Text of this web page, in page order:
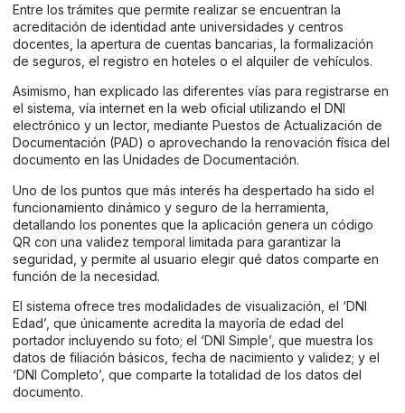
Entre los trámites que permite realizar se encuentran la
acreditación de identidad ante universidades y centros
docentes, la apertura de cuentas bancarias, la formalización
de seguros, el registro en hoteles o el alquiler de vehículos.
Asimismo, han explicado las diferentes vías para registrarse en
el sistema, vía internet en la web oficial utilizando el DNI
electrónico y un lector, mediante Puestos de Actualización de
Documentación (PAD) o aprovechando la renovación física del
documento en las Unidades de Documentación.
Uno de los puntos que más interés ha despertado ha sido el
funcionamiento dinámico y seguro de la herramienta,
detallando los ponentes que la aplicación genera un código
QR con una validez temporal limitada para garantizar la
seguridad, y permite al usuario elegir qué datos comparte en
función de la necesidad.
El sistema ofrece tres modalidades de visualización, el ‘DNI
Edad’, que únicamente acredita la mayoría de edad del
portador incluyendo su foto; el ‘DNI Simple’, que muestra los
datos de filiación básicos, fecha de nacimiento y validez; y el
‘DNI Completo’, que comparte la totalidad de los datos del
documento.